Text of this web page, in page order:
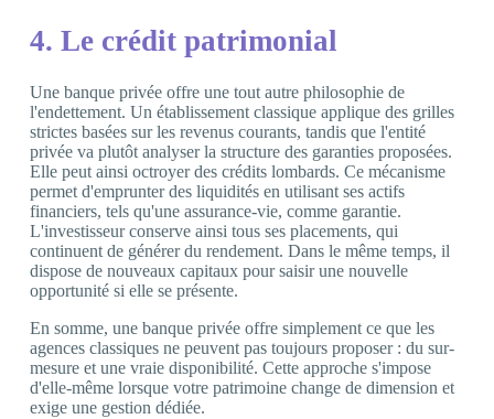
4. Le crédit patrimonial
Une banque privée offre une tout autre philosophie de
l'endettement. Un établissement classique applique des grilles
strictes basées sur les revenus courants, tandis que l'entité
privée va plutôt analyser la structure des garanties proposées.
Elle peut ainsi octroyer des crédits lombards. Ce mécanisme
permet d'emprunter des liquidités en utilisant ses actifs
financiers, tels qu'une assurance-vie, comme garantie.
L'investisseur conserve ainsi tous ses placements, qui
continuent de générer du rendement. Dans le même temps, il
dispose de nouveaux capitaux pour saisir une nouvelle
opportunité si elle se présente.
En somme, une banque privée offre simplement ce que les
agences classiques ne peuvent pas toujours proposer : du sur-
mesure et une vraie disponibilité. Cette approche s'impose
d'elle-même lorsque votre patrimoine change de dimension et
exige une gestion dédiée.